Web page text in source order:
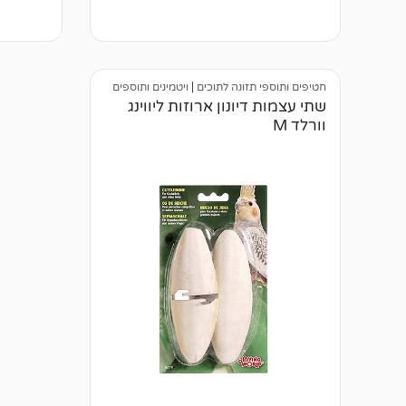
ו
ר
ו
ת
חטיפים ותוספי תזונה לתוכים | ויטמינים ותוספים
שתי עצמות דיונון ארוזות ליווינג
וורלד M